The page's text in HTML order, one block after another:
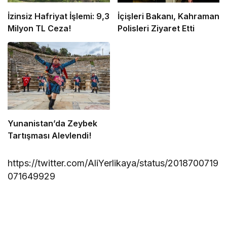
İzinsiz Hafriyat İşlemi: 9,3
Milyon TL Ceza!
İçişleri Bakanı, Kahraman
Polisleri Ziyaret Etti
Yunanistan’da Zeybek
Tartışması Alevlendi!
https://twitter.com/AliYerlikaya/status/2018700719
071649929